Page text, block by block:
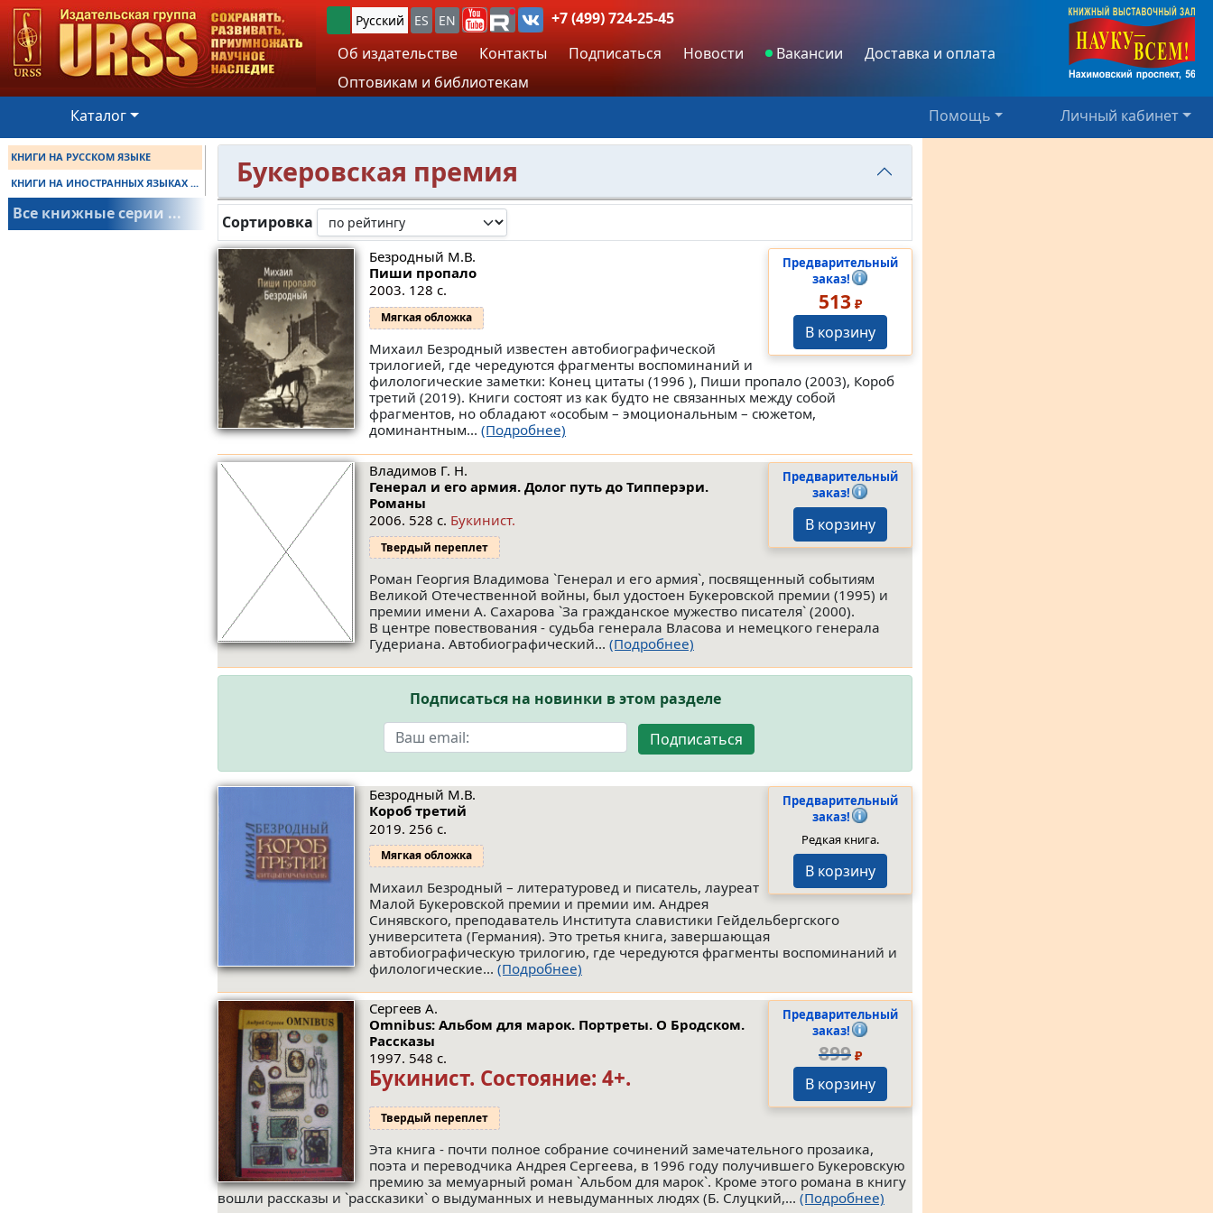
Русский ES EN
+7 (499) 724-25-45
Об издательстве
Контакты Подписаться Новости Вакансии
Доставка и оплата
Оптовикам и библиотекам
Каталог
Помощь Личный кабинет
КНИГИ НА РУССКОМ ЯЗЫКЕ
КНИГИ НА ИНОСТРАННЫХ ЯЗЫКАХ ...
Все книжные серии ...
Букеровская премия
Сортировка
Предварительный
заказ!
513 ₽
В корзину
Безродный М.В.
Пиши пропало
2003. 128 с.
Мягкая обложка
Михаил Безродный известен автобиографической
трилогией, где чередуются фрагменты воспоминаний и
филологические заметки: Конец цитаты (1996 ), Пиши пропало (2003), Короб
третий (2019). Книги состоят из как будто не связанных между собой
фрагментов, но обладают «особым – эмоциональным – сюжетом,
доминантным... (Подробнее)
Предварительный
заказ!
В корзину
Владимов Г. Н.
Генерал и его армия. Долог путь до Типперэри.
Романы
2006. 528 с. Букинист.
Твердый переплет
Роман Георгия Владимова `Генерал и его армия`, посвященный событиям
Великой Отечественной войны, был удостоен Букеровской премии (1995) и
премии имени А. Сахарова `За гражданское мужество писателя` (2000).
В центре повествования - судьба генерала Власова и немецкого генерала
Гудериана. Автобиографический... (Подробнее)
Подписаться на новинки в этом разделе
Подписаться
Предварительный
заказ!
Редкая книга.
В корзину
Безродный М.В.
Короб третий
2019. 256 с.
Мягкая обложка
Михаил Безродный – литературовед и писатель, лауреат
Малой Букеровской премии и премии им. Андрея
Синявского, преподаватель Института славистики Гейдельбергского
университета (Германия). Это третья книга, завершающая
автобиографическую трилогию, где чередуются фрагменты воспоминаний и
филологические... (Подробнее)
Предварительный
заказ!
899 ₽
В корзину
Сергеев А.
Omnibus: Альбом для марок. Портреты. О Бродском.
Рассказы
1997. 548 с.
Букинист. Состояние: 4+.
Твердый переплет
Эта книга - почти полное собрание сочинений замечательного прозаика,
поэта и переводчика Андрея Сергеева, в 1996 году получившего Букеровскую
премию за мемуарный роман `Альбом для марок`. Кроме этого романа в книгу
вошли рассказы и `рассказики` о выдуманных и невыдуманных людях (Б. Слуцкий,... (Подробнее)